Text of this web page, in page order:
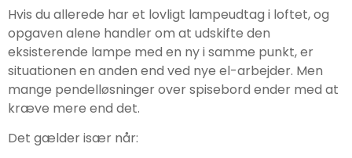
Hvis du allerede har et lovligt lampeudtag i loftet, og
opgaven alene handler om at udskifte den
eksisterende lampe med en ny i samme punkt, er
situationen en anden end ved nye el-arbejder. Men
mange pendelløsninger over spisebord ender med at
kræve mere end det.
Det gælder især når: